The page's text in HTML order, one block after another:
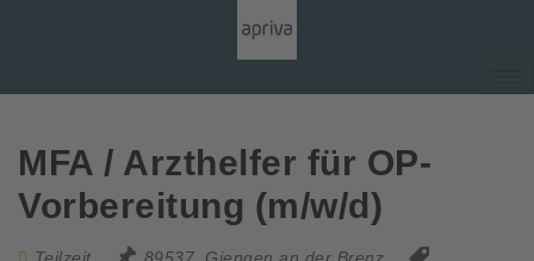
MFA / Arzthelfer für OP-
Vorbereitung (m/w/d)